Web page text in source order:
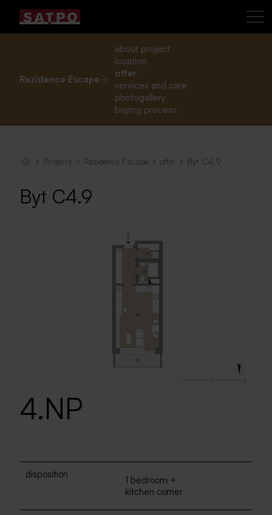
Rezidence Escape
about project
location
offer
services and care
photogallery
buying process
Projects Rezidence Escape offer Byt C4.9
Byt C4.9
4.NP
disposition
1 bedroom +
kitchen corner